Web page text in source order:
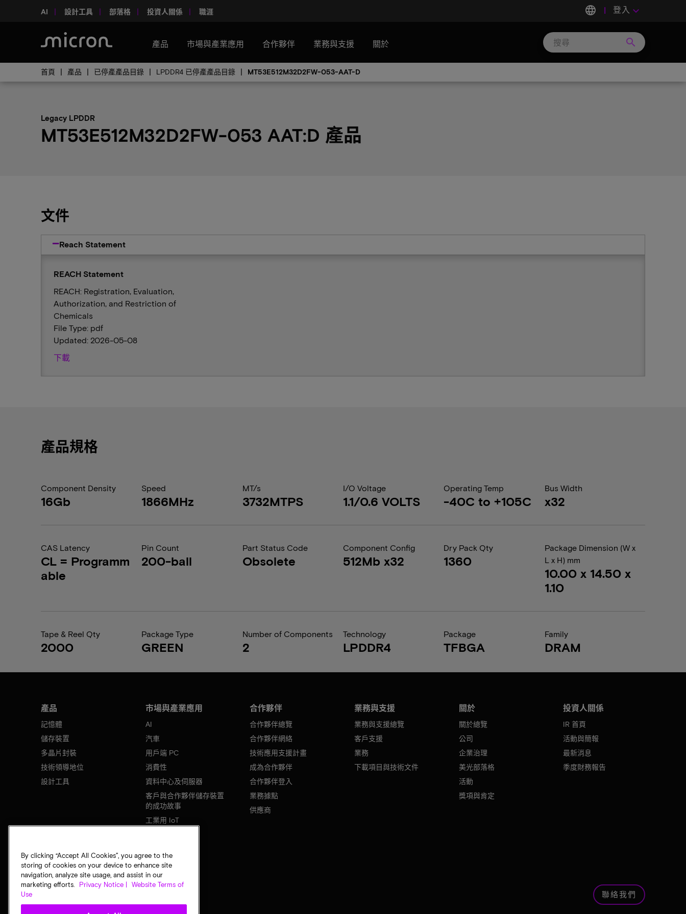
AI 設計工具 部落格 投資人關係 職涯 language 登入 keyboard_arrow_down
產品 市場與產業應用 合作夥伴 業務與支援 關於 search
首頁 產品 已停產產品目錄 LPDDR4 已停產產品目錄 MT53E512M32D2FW-053-AAT-D
Legacy LPDDR
MT53E512M32D2FW-053 AAT:D 產品
文件
Reach Statement
REACH Statement
REACH: Registration, Evaluation,
Authorization, and Restriction of
Chemicals
File Type: pdf
Updated: 2026-05-08
下載
產品規格
Component Density
16Gb
Speed
1866MHz
MT/s
3732MTPS
I/O Voltage
1.1/0.6 VOLTS
Operating Temp
-40C to +105C
Bus Width
x32
CAS Latency
CL = Programm
able
Pin Count
200-ball
Part Status Code
Obsolete
Component Config
512Mb x32
Dry Pack Qty
1360
Package Dimension (W x
L x H) mm
10.00 x 14.50 x
1.10
Tape & Reel Qty
2000
Package Type
GREEN
Number of Components
2
Technology
LPDDR4
Package
TFBGA
Family
DRAM
產品
記憶體
儲存裝置
多晶片封裝
技術領導地位
設計工具
市場與產業應用
AI
汽車
用戶端 PC
消費性
資料中心及伺服器
客戶與合作夥伴儲存裝置
的成功故事
工業用 IoT
合作夥伴
合作夥伴總覽
合作夥伴網絡
技術應用支援計畫
成為合作夥伴
合作夥伴登入
業務據點
供應商
業務與支援
業務與支援總覽
客戶支援
業務
下載項目與技術文件
關於
關於總覽
公司
企業治理
美光部落格
活動
獎項與肯定
投資人關係
IR 首頁
活動與簡報
最新消息
季度財務報告
聯絡我們
By clicking “Accept All Cookies”, you agree to the
storing of cookies on your device to enhance site
navigation, analyze site usage, and assist in our
marketing efforts.
Privacy Notice |
Website Terms of
Use